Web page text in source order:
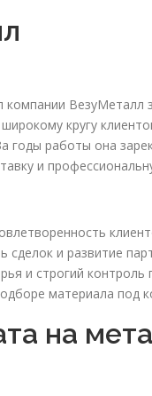
ВезуМеталл
кругу
годы работы она
и
сделок и развитие
и строгий контроль
материала под
на